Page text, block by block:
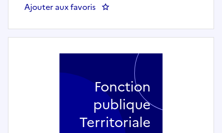
Ajouter aux favoris : Un Chargé ou une Chargée
Fonction
publique
Territoriale